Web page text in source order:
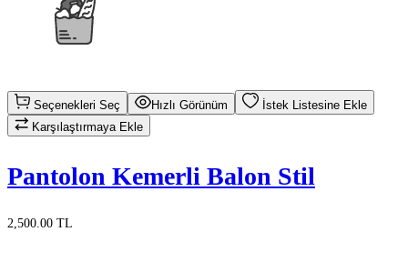
Seçenekleri Seç Hızlı Görünüm
İstek Listesine Ekle
Karşılaştırmaya Ekle
Pantolon Kemerli Balon Stil
2,500.00 TL